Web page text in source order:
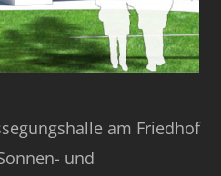
am Friedhof
und